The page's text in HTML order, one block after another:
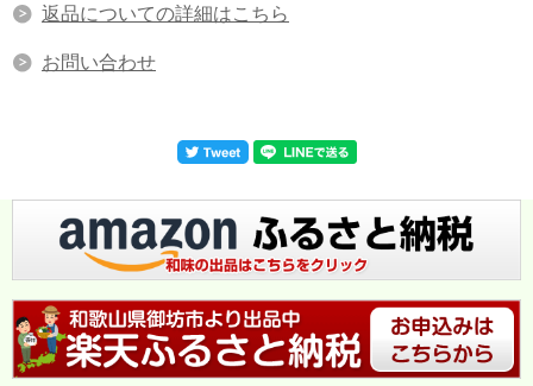
返品についての詳細はこちら
お問い合わせ